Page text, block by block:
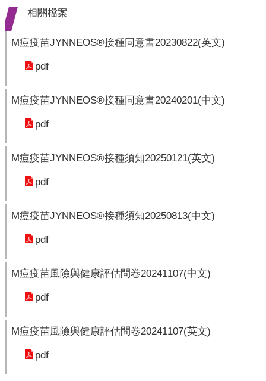
題
專
便
民
務
政
資
公
各
衛
測
驗
結
核
菌
相關檔案
M痘疫苗JYNNEOS®接種同意書20230822(英文)
pdf
M痘疫苗JYNNEOS®接種同意書20240201(中文)
pdf
M痘疫苗JYNNEOS®接種須知20250121(英文)
pdf
M痘疫苗JYNNEOS®接種須知20250813(中文)
pdf
M痘疫苗風險與健康評估問卷20241107(中文)
pdf
M痘疫苗風險與健康評估問卷20241107(英文)
pdf